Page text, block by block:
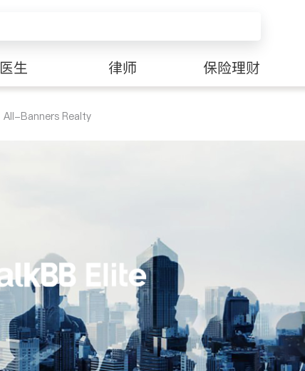
医生 律师 保险理财
All-Banners Realty